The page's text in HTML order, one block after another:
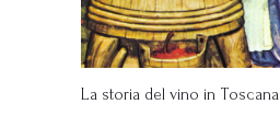
La storia del vino in Toscana